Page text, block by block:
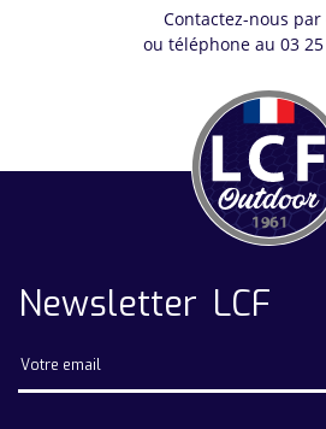
Contactez-nous par
ou téléphone au 03
Newsletter LCF